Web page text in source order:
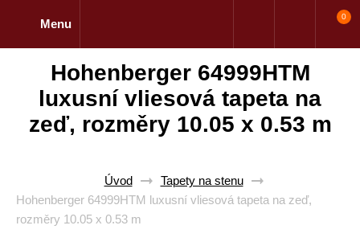
Menu
0
Hohenberger 64999HTM
luxusní vliesová tapeta na
zeď, rozměry 10.05 x 0.53 m
Úvod
Tapety na stenu
Hohenberger 64999HTM luxusní vliesová tapeta na zeď,
rozměry 10.05 x 0.53 m